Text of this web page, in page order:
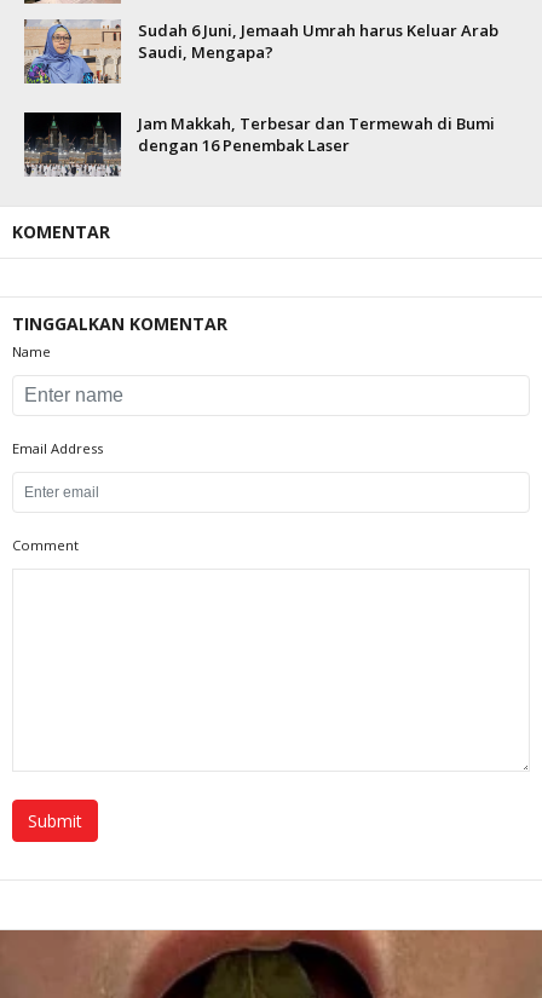
Sudah 6 Juni, Jemaah Umrah harus Keluar Arab
Saudi, Mengapa?
Jam Makkah, Terbesar dan Termewah di Bumi
dengan 16 Penembak Laser
KOMENTAR
TINGGALKAN KOMENTAR
Name
Email Address
Comment